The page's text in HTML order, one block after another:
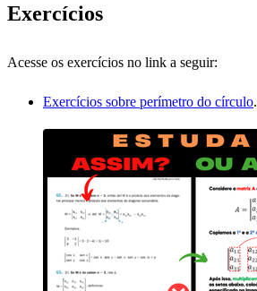
Exercícios
Acesse os exercícios no link a seguir:
Exercícios sobre perímetro do círculo.